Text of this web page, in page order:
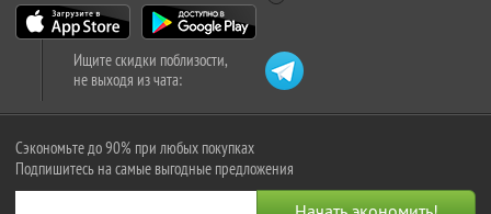
Ищите скидки поблизости,
не выходя из чата:
Сэкономьте до 90% при любых покупках
Подпишитесь на самые выгодные предложения